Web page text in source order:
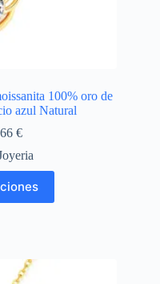
100% oro de
azul Natural
€Rango
precios:
desde
84,86 €
hasta